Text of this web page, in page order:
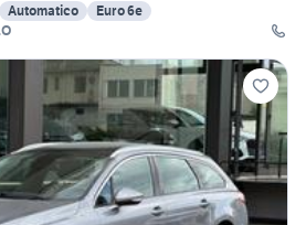
Automatico
Euro 6e